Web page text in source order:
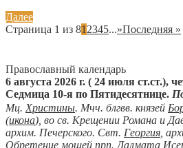
Далее
Страница 1 из 81 2345...»Последняя »
Православный календарь
6 августа 2026 г. ( 24 июля ст.ст.),
Седмица 10-я по Пятидесятнице.
Мц. Христины. Мчч. блгвв. князей
(икона), во св. Крещении Романа и
архим. Печерского. Свт. Георгия ,
Обретение мощей прп. Далмата